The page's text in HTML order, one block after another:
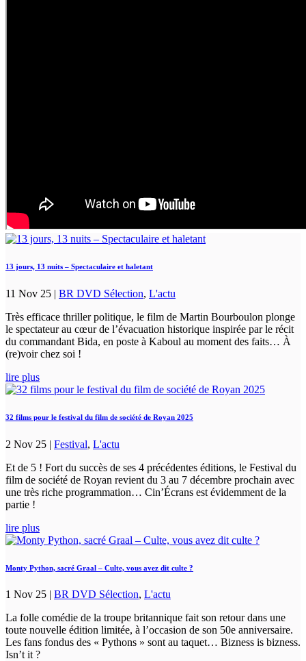
13 jours, 13 nuits – Spectaculaire et haletant
11 Nov 25 | BR DVD Sélection, L'actu
Très efficace thriller politique, le film de Martin Bourboulon plonge
le spectateur au cœur de l’évacuation historique inspirée par le récit
du commandant Bida, en poste à Kaboul au moment des faits… À
(re)voir chez soi !
lire plus
32 films pour le festival du film de société de Royan 2025
2 Nov 25 | Festival, L'actu
Et de 5 ! Fort du succès de ses 4 précédentes éditions, le Festival du
film de société de Royan revient du 3 au 7 décembre prochain avec
une très riche programmation… Cin’Écrans est évidemment de la
partie !
lire plus
Monty Python, sacré Graal – Culte, vous avez dit culte ?
1 Nov 25 BR DVD Sélection, L'actu
La folle comédie de la troupe britannique fait son retour dans une
toute nouvelle édition limitée, à l’occasion de son 50e anniversaire.
Les fans fondus des « Pythons » sont au taquet… Bizness is bizness.
Isn’t it ?